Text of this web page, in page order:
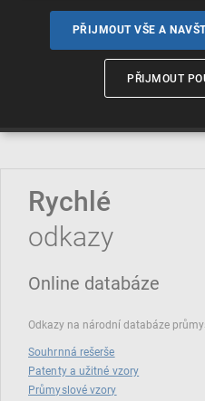
Označení původu
Rychlé
odkazy
Online databáze
Odkazy na národní databáze
Souhrnná rešerše
Patenty a užitné vzory
Průmyslové vzory
PŘIJMOUT VŠE A
PŘIJMOUT